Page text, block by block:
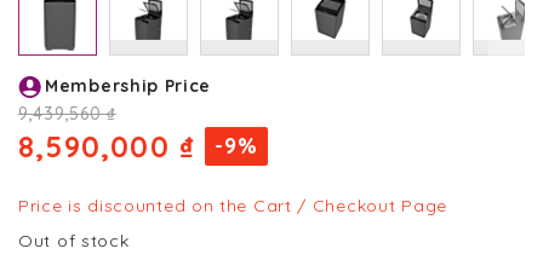
to
the
beginning
of
images
Membership Price
9,439,560 ₫
8,590,000 ₫ -9%
Price is discounted on the Cart / Checkout Page
Out of stock